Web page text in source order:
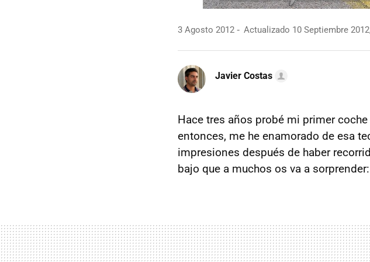
3 Agosto 2012 Actualizado 10 Septiembre
Javier Costas
Hace tres años probé mi primer coche
entonces, me he enamorado de esa
impresiones después de haber
bajo que a muchos os va a